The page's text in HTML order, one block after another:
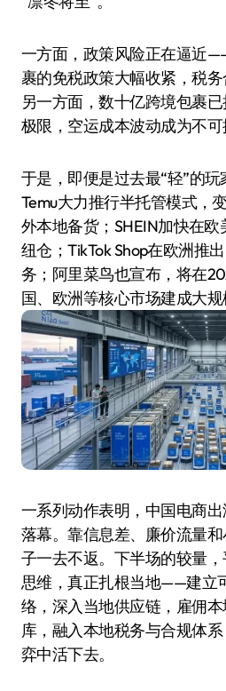
一方面，政策风险正在逼近
裹的免税政策大幅收紧，税务
另一方面，数十亿跨境包裹
极限，空运成本波动成为不可
于是，即便是过去最“轻”的玩
Temu大力推行半托管模式，
外本地备货；SHEIN加快在
纽仓；TikTok Shop在欧洲推
务；阿里菜鸟也宣布，将在
国、欧洲等核心市场建成大规
一系列动作表明，中国电商
落幕。靠信息差、廉价流量
子一去不返。下半场的较量
思维，真正扎根当地——建立
络，深入当地供应链，雇佣
库，融入本地税务与合规体
弈中活下去。